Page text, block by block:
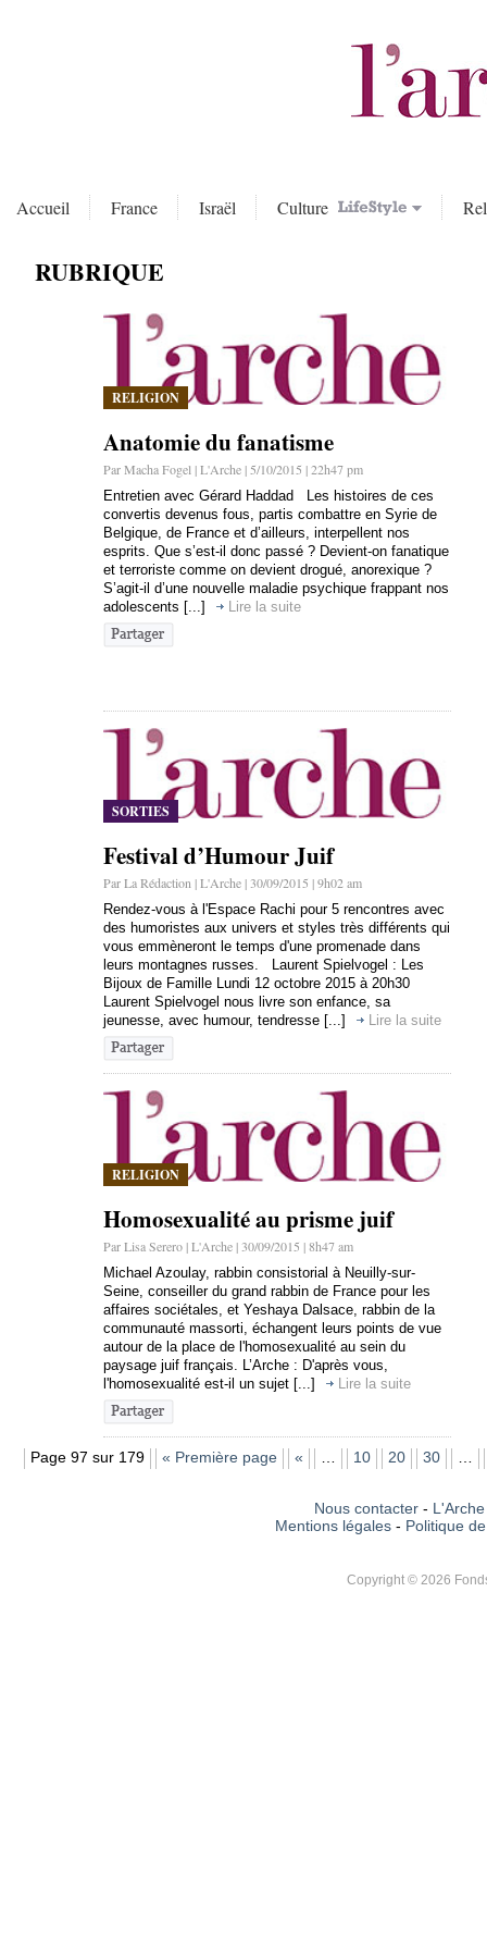
Accueil France Israël Culture
RUBRIQUE
RELIGION
Anatomie du fanatisme
Par Macha Fogel | L'Arche | 5/10/2015 | 22h47 pm
Entretien avec Gérard Haddad Les histoires de ces
convertis devenus fous, partis combattre en Syrie de
Belgique, de France et d’ailleurs, interpellent nos
esprits. Que s’est-il donc passé ? Devient-on fanatique
et terroriste comme on devient drogué, anorexique ?
S’agit-il d’une nouvelle maladie psychique frappant nos
adolescents [...]
Lire la suite
SORTIES
Festival d’Humour Juif
Par La Rédaction | L'Arche | 30/09/2015 | 9h02 am
Rendez-vous à l'Espace Rachi pour 5 rencontres avec
des humoristes aux univers et styles très différents qui
vous emmèneront le temps d'une promenade dans
leurs montagnes russes. Laurent Spielvogel : Les
Bijoux de Famille Lundi 12 octobre 2015 à 20h30
Laurent Spielvogel nous livre son enfance, sa
jeunesse, avec humour, tendresse [...]
Lire la suite
RELIGION
Homosexualité au prisme juif
Par Lisa Serero | L'Arche | 30/09/2015 | 8h47 am
Michael Azoulay, rabbin consistorial à Neuilly-sur-
Seine, conseiller du grand rabbin de France pour les
affaires sociétales, et Yeshaya Dalsace, rabbin de la
communauté massorti, échangent leurs points de vue
autour de la place de l'homosexualité au sein du
paysage juif français. L’Arche : D'après vous,
l'homosexualité est-il un sujet [...]
Lire la suite
Page 97 sur 179 « Première page « 10 20 30
Nous contacter-
Mentions légales - Politique
Copyright © 2026